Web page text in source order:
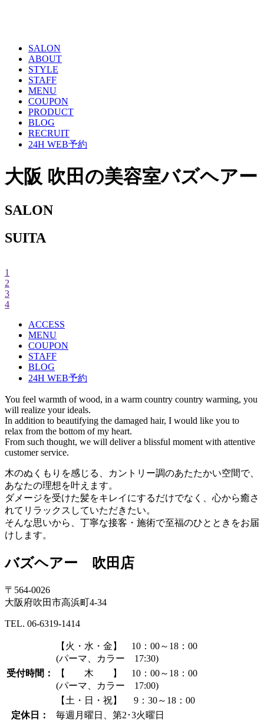
SALON
ABOUT
STYLE
STAFF
MENU
COUPON
PRODUCT
BLOG
RECRUIT
24H WEB予約
大阪 吹田の美容室バズヘアー
SALON
SUITA
1
2
3
4
ACCESS
MENU
COUPON
STAFF
BLOG
24H WEB予約
You feel warmth of wood, in a warm country country warming, you
will realize your ideals.
In addition to beautifying the damaged hair, I would like you to
relax from the bottom of my heart.
From such thought, we will deliver a blissful moment with attentive
customer service.
木のぬくもりを感じる、カントリー調のあたたかい空間で、
あなたの理想を叶えます。
ダメージを受けた髪をキレイにするだけでなく、心から癒さ
れてリラックスしていただきたい。
そんな思いから、丁寧な接客・施術で至福のひとときをお届
けします。
バズヘアー 吹田店
〒564-0026
大阪府吹田市高浜町4-34
TEL. 06-6319-1414
受付時間：
【火・水・金】 10：00～18：00
(パーマ、カラー 17:30)
【 木 】 10：00～18：00
(パーマ、カラー 17:00)
【土・日・祝】 9：30～18：00
定休日：
毎週月曜日、第2･3火曜日